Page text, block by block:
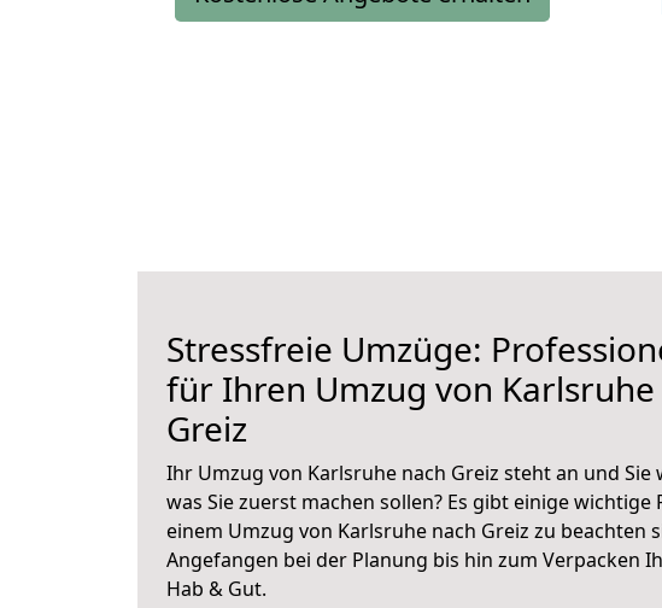
Stressfreie Umzüge:
für Ihren Umzug von Karlsruhe
Greiz
Ihr Umzug von Karlsruhe nach Greiz steht an und Sie
was Sie zuerst machen sollen? Es gibt einige wichtige
einem Umzug von Karlsruhe nach Greiz zu beachten
Angefangen bei der Planung bis hin zum Verpacken
Hab & Gut.